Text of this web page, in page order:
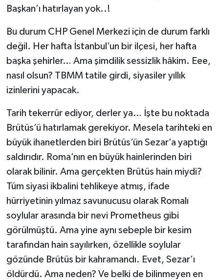
Başkan’ı hatırlayan yok..!
Bu durum CHP Genel Merkezi için de durum farklı
değil. Her hafta İstanbul’un bir ilçesi, her hafta
başka şehirler… Ama şimdilik sessizlik hâkim. Eee,
nasıl olsun? TBMM tatile girdi, siyasiler yıllık
izinlerini yapacak.
Tarih tekerrür ediyor, derler ya… İşte bu noktada
Brütüs’ü hatırlamak gerekiyor. Mesela tarihteki en
büyük ihanetlerden biri Brütüs’ün Sezar’a yaptığı
saldırıdır. Roma’nın en büyük hainlerinden biri
olarak bilinir. Ama gerçekten Brütüs hain miydi?
Tüm siyasi ikbalini tehlikeye atmış, ifade
hürriyetinin yılmaz savunucusu olarak Romalı
soylular arasında bir nevi Prometheus gibi
görülmüştü. Ama yine aynı sebeple bir kesim
tarafından hain sayılırken, özellikle soylular
gözünde Brütüs bir kahramandı. Evet, Sezar’ı
öldürdü. Ama neden? Ve belki de bilinmeyen en